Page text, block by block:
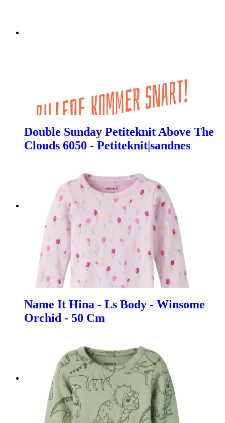
Double Sunday Petiteknit Above The
Clouds 6050 - Petiteknit|sandnes
Name It Hina - Ls Body - Winsome
Orchid - 50 Cm